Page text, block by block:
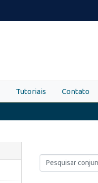
Tutoriais Contato